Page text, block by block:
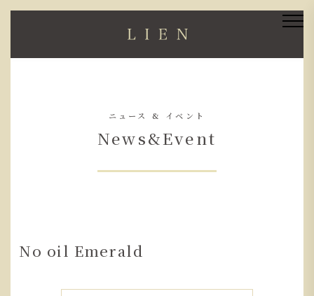
ニュース & イベント
News&Event
No oil Emerald